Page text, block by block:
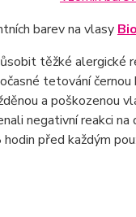
barev na vlasy
těžké alergické
tetování
a poškozenou
negativní reakci
před každým